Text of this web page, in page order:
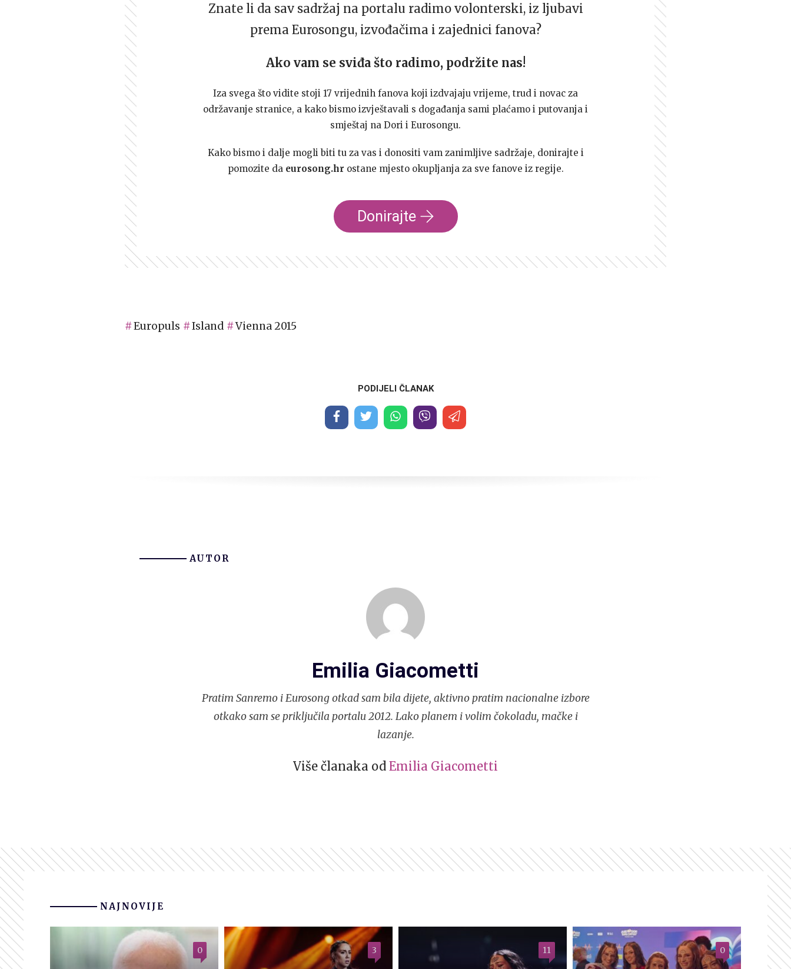
Znate li da sav sadržaj na portalu radimo volonterski, iz ljubavi
prema Eurosongu, izvođačima i zajednici fanova?
Ako vam se sviđa što radimo, podržite nas!
Iza svega što vidite stoji 17 vrijednih fanova koji izdvajaju vrijeme, trud i novac za
održavanje stranice, a kako bismo izvještavali s događanja sami plaćamo i putovanja i
smještaj na Dori i Eurosongu.
Kako bismo i dalje mogli biti tu za vas i donositi vam zanimljive sadržaje, donirajte i
pomozite da eurosong.hr ostane mjesto okupljanja za sve fanove iz regije.
Donirajte
Europuls Island Vienna 2015
PODIJELI ČLANAK
AUTOR
Emilia Giacometti
Pratim Sanremo i Eurosong otkad sam bila dijete, aktivno pratim nacionalne izbore
otkako sam se priključila portalu 2012. Lako planem i volim čokoladu, mačke i
lazanje.
Više članaka od Emilia Giacometti
NAJNOVIJE
0 3 11 0